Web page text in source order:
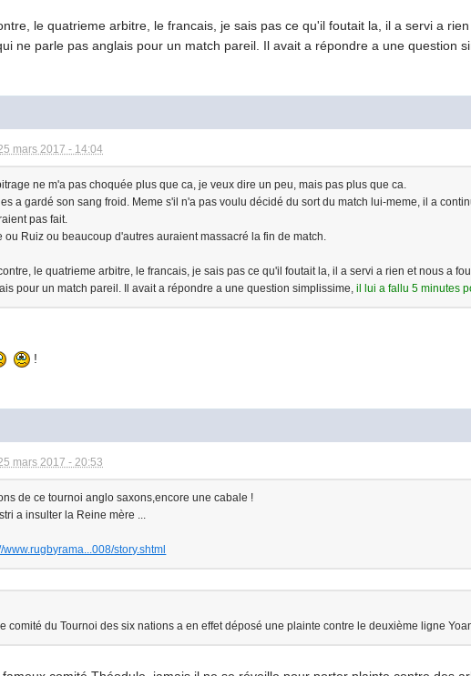
le quatrieme arbitre, le francais, je sais pas ce qu'il foutait la, il a servi a
ne parle pas anglais pour un match pareil. Il avait a répondre a une question
mars 2017 - 14:04
ne m'a pas choquée plus que ca, je veux dire un peu, mais pas plus que ca.
a gardé son sang froid. Meme s'il n'a pas voulu décidé du sort du match lui-meme, il a
pas fait.
ou Ruiz ou beaucoup d'autres auraient massacré la fin de match.
le quatrieme arbitre, le francais, je sais pas ce qu'il foutait la, il a servi a rien et nous a
pour un match pareil. Il avait a répondre a une question simplissime, il lui a fallu 5 minutes
!
mars 2017 - 20:53
de ce tournoi anglo saxons,encore une cabale !
a insulter la Reine mère ...
www.rugbyrama...008/story.shtml
comité du Tournoi des six nations a en effet déposé une plainte contre le deuxième ligne